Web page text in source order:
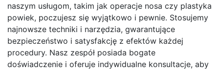
naszym usługom, takim jak operacje nosa czy plastyka
powiek, poczujesz się wyjątkowo i pewnie. Stosujemy
najnowsze techniki i narzędzia, gwarantujące
bezpieczeństwo i satysfakcję z efektów każdej
procedury. Nasz zespół posiada bogate
doświadczenie i oferuje indywidualne konsultacje, aby